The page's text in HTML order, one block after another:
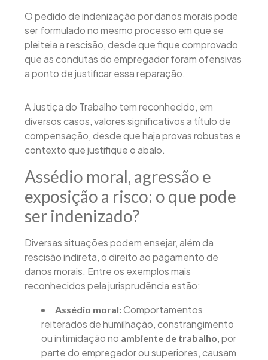
O pedido de indenização por danos morais pode
ser formulado no mesmo processo em que se
pleiteia a rescisão, desde que fique comprovado
que as condutas do empregador foram ofensivas
a ponto de justificar essa reparação.
A Justiça do Trabalho tem reconhecido, em
diversos casos, valores significativos a título de
compensação, desde que haja provas robustas e
contexto que justifique o abalo.
Assédio moral, agressão e
exposição a risco: o que pode
ser indenizado?
Diversas situações podem ensejar, além da
rescisão indireta, o direito ao pagamento de
danos morais. Entre os exemplos mais
reconhecidos pela jurisprudência estão:
Assédio moral:Comportamentos
reiterados de humilhação, constrangimento
ou intimidação no ambiente de trabalho, por
parte do empregador ou superiores, causam